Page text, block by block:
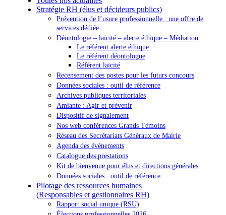
Stratégie RH (élus et décideurs publics)
Prévention de l’usure professionnelle : une offre de
services dédiée
Déontologie – laïcité – alerte éthique – Médiation
Le référent alerte éthique
Le référent déontologue
Référent laïcité
Recensement des postes pour les futurs concours
Données sociales : outil de référence
Archives publiques territoriales
Amiante : Agir et prévenir
Dispositif de signalement
Nos web conférences Grands Témoins
Réseau des Secrétariats Généraux de Mairie
Agenda des événements
Catalogue des prestations
Kit de bienvenue pour élus et directions générales
Données sociales : outil de référence
Pilotage des ressources humaines
(Responsables et gestionnaires RH)
Rapport social unique (RSU)